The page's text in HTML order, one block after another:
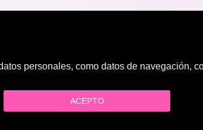
personales, como datos de navegación,
ACEPTO